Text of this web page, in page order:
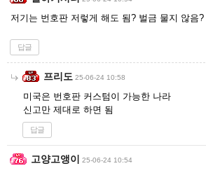
저기는 번호판 저렇게 해도 됨? 벌금 물지 않음?
답글
프리도 25-06-24 10:58
미국은 번호판 커스텀이 가능한 나라
신고만 제대로 하면 됨
답글
고양고앵이 25-06-24 10:54